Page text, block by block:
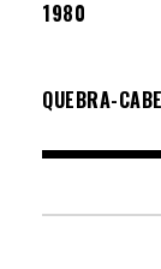
1980
QUEBRA-